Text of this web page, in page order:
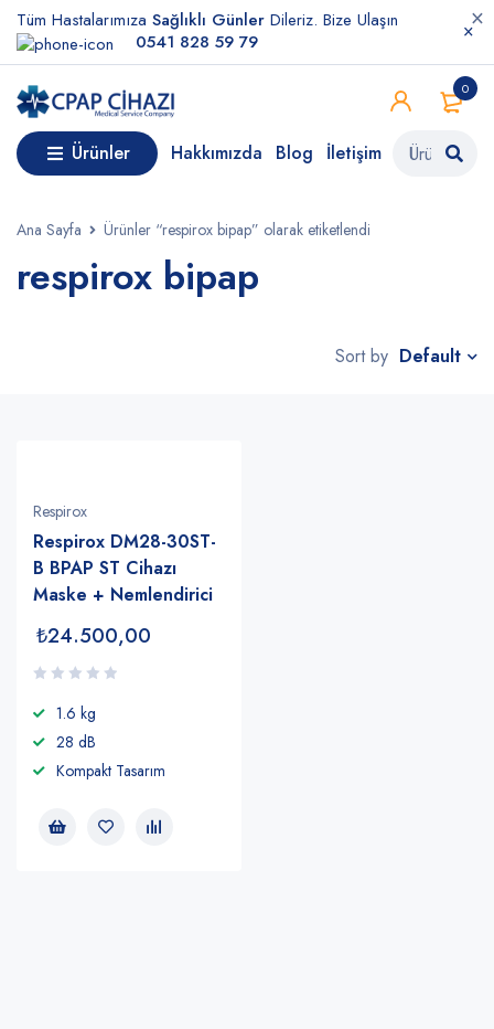
Tüm Hastalarımıza Sağlıklı Günler Dileriz. Bize Ulaşın
0541 828 59 79
0
Ürünler Hakkımızda Blog İletişim
Ana Sayfa Ürünler “respirox bipap” olarak etiketlendi
respirox bipap
Sort by Default
Respirox
Respirox DM28-30ST-
B BPAP ST Cihazı
Maske + Nemlendirici
₺24.500,00
1.6 kg
28 dB
Kompakt Tasarım